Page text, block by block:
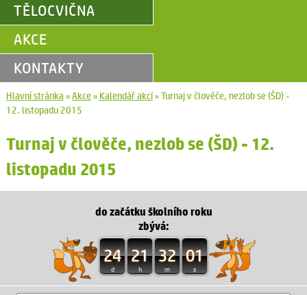
TĚLOCVIČNA
AKCE
KONTAKTY
Hlavní stránka»Akce» Kalendář akcí»Turnaj v člověče, nezlob se (ŠD) -
12. listopadu 2015
Turnaj v člověče, nezlob se (ŠD) - 12.
listopadu 2015
do začátku školního roku
zbývá:
24
d
21
h
32
m
01
s